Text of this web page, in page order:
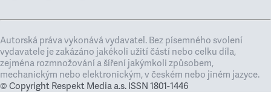
Autorská práva vykonává vydavatel. Bez písemného svolení
vydavatele je zakázáno jakékoli užití částí nebo celku díla,
zejména rozmnožování a šíření jakýmkoli způsobem,
mechanickým nebo elektronickým, v českém nebo jiném jazyce.
© Copyright Respekt Media a.s. ISSN 1801-1446